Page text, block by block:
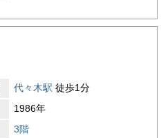
代々木駅 徒歩1分
1986年
3階